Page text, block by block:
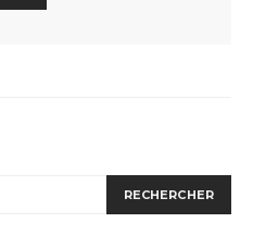
RECHERCHER